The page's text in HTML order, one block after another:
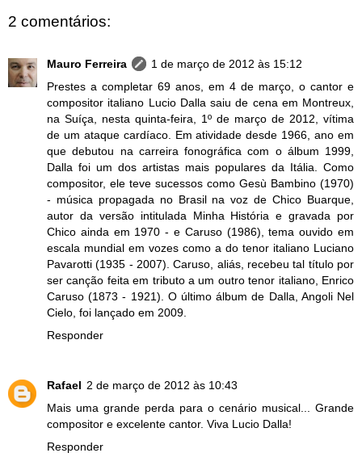
2 comentários:
Mauro Ferreira
1 de março de 2012 às 15:12
Prestes a completar 69 anos, em 4 de março, o cantor e
compositor italiano Lucio Dalla saiu de cena em Montreux,
na Suíça, nesta quinta-feira, 1º de março de 2012, vítima
de um ataque cardíaco. Em atividade desde 1966, ano em
que debutou na carreira fonográfica com o álbum 1999,
Dalla foi um dos artistas mais populares da Itália. Como
compositor, ele teve sucessos como Gesù Bambino (1970)
- música propagada no Brasil na voz de Chico Buarque,
autor da versão intitulada Minha História e gravada por
Chico ainda em 1970 - e Caruso (1986), tema ouvido em
escala mundial em vozes como a do tenor italiano Luciano
Pavarotti (1935 - 2007). Caruso, aliás, recebeu tal título por
ser canção feita em tributo a um outro tenor italiano, Enrico
Caruso (1873 - 1921). O último álbum de Dalla, Angoli Nel
Cielo, foi lançado em 2009.
Responder
Rafael 2 de março de 2012 às 10:43
Mais uma grande perda para o cenário musical... Grande
compositor e excelente cantor. Viva Lucio Dalla!
Responder